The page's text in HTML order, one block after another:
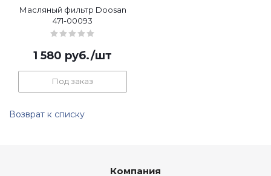
Масляный фильтр Doosan
471-00093
1 580 руб./шт
Под заказ
Возврат к списку
Компания